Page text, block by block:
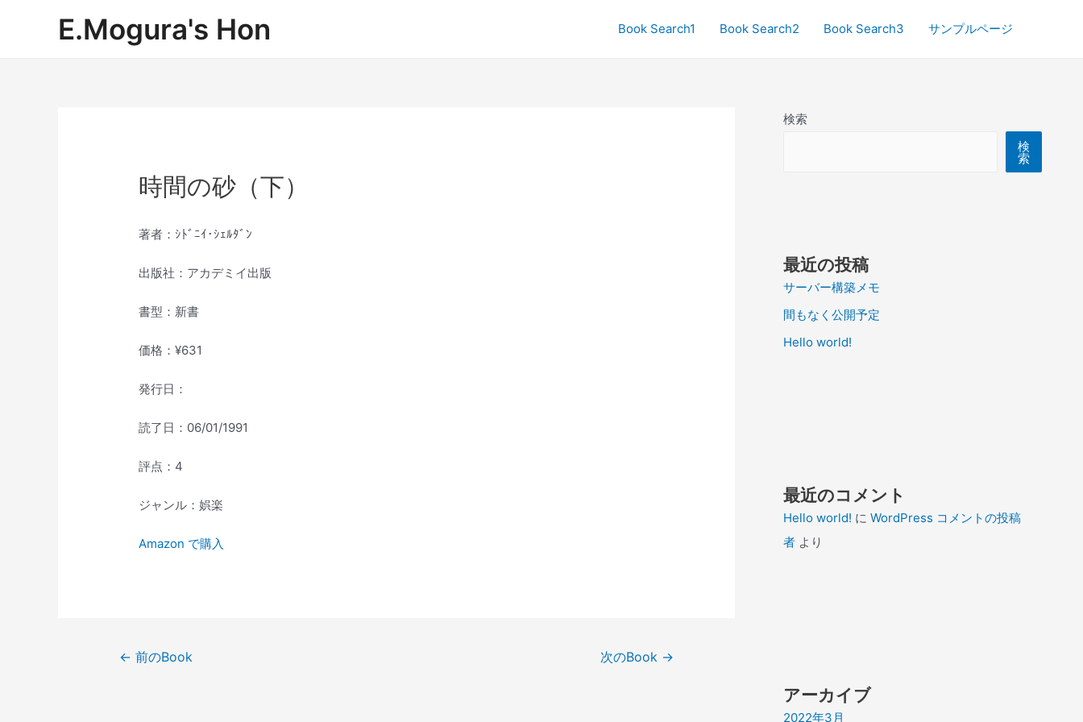
E.Mogura's Hon Book Search1 Book Search2 Book Search3 サンプルページ
時間の砂（下）
著者：ｼﾄﾞﾆｲ･ｼｪﾙﾀﾞﾝ
出版社：アカデミイ出版
書型：新書
価格：¥631
発行日：
読了日：06/01/1991
評点：4
ジャンル：娯楽
Amazon で購入
← 前のBook 次のBook →
検索
検
索
最近の投稿
サーバー構築メモ
間もなく公開予定
Hello world!
最近のコメント
Hello world! に WordPress コメントの投稿
者 より
アーカイブ
2022年3月